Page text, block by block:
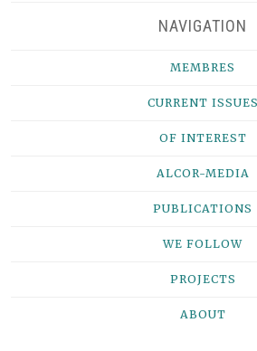
NAVIGATION
MEMBRES
CURRENT ISSUES
OF INTEREST
ALCOR-MEDIA
PUBLICATIONS
WE FOLLOW
PROJECTS
ABOUT